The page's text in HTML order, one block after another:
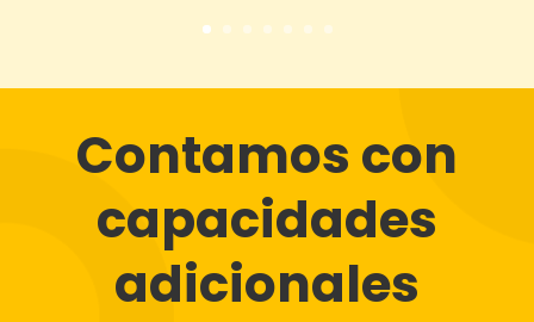
Contamos con
capacidades
adicionales